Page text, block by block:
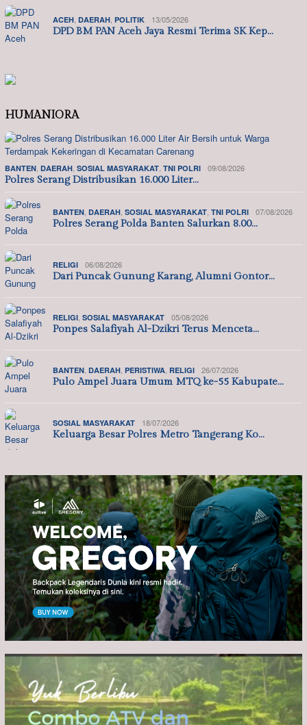
ACEH DAERAH POLITIK 13/05/2026
DPD BM PAN Aceh Jaya Resmi Terima SK Kep…
HUMANIORA
BANTEN, DAERAH, SOSIAL MASYARAKAT, TNI POLRI 09/08/2026
Polres Serang Distribusikan 16.000 Liter…
BANTEN, DAERAH, SOSIAL MASYARAKAT, TNI POLRI 07/08/2026
Polres Serang Polda Banten Salurkan 8.00…
RELIGI 06/08/2026
Dari Puncak Gunung Karang, Alumni Gontor…
RELIGI, SOSIAL MASYARAKAT 05/08/2026
Ponpes Salafiyah Al-Dzikri Terus Menceta…
BANTEN, DAERAH, PERISTIWA, RELIGI 26/07/2026
Pulo Ampel Juara Umum MTQ ke-55 Kabupate…
SOSIAL MASYARAKAT 18/07/2026
Keluarga Besar Polres Metro Tangerang Ko…